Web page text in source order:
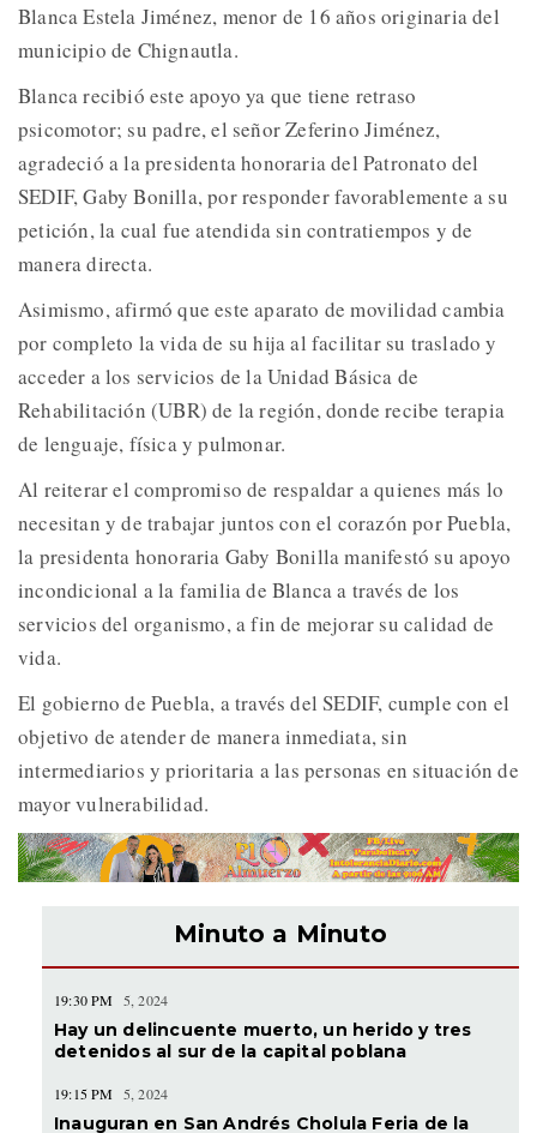
Blanca Estela Jiménez, menor de 16 años originaria del
municipio de Chignautla.
Blanca recibió este apoyo ya que tiene retraso
psicomotor; su padre, el señor Zeferino Jiménez,
agradeció a la presidenta honoraria del Patronato del
SEDIF, Gaby Bonilla, por responder favorablemente a su
petición, la cual fue atendida sin contratiempos y de
manera directa.
Asimismo, afirmó que este aparato de movilidad cambia
por completo la vida de su hija al facilitar su traslado y
acceder a los servicios de la Unidad Básica de
Rehabilitación (UBR) de la región, donde recibe terapia
de lenguaje, física y pulmonar.
Al reiterar el compromiso de respaldar a quienes más lo
necesitan y de trabajar juntos con el corazón por Puebla,
la presidenta honoraria Gaby Bonilla manifestó su apoyo
incondicional a la familia de Blanca a través de los
servicios del organismo, a fin de mejorar su calidad de
vida.
El gobierno de Puebla, a través del SEDIF, cumple con el
objetivo de atender de manera inmediata, sin
intermediarios y prioritaria a las personas en situación de
mayor vulnerabilidad.
Minuto a Minuto
19:30 PM 5, 2024
Hay un delincuente muerto, un herido y tres
detenidos al sur de la capital poblana
19:15 PM 5, 2024
Inauguran en San Andrés Cholula Feria de la